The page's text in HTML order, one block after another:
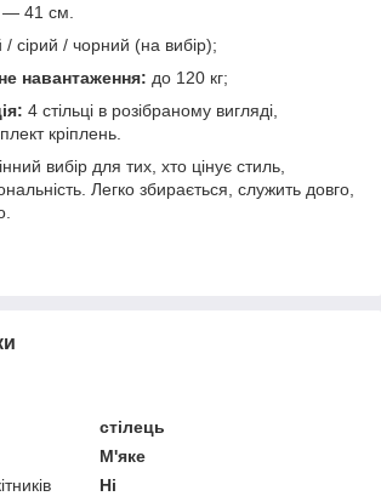
— 41 см.
/ сірий / чорний (на вибір);
навантаження: до 120 кг;
4 стільці в розібраному вигляді,
кріплень.
вибір для тих, хто цінує стиль,
Легко збирається, служить довго,
стілець
М'яке
Ні